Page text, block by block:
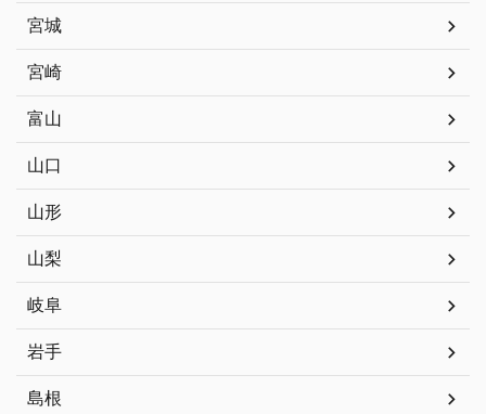
宮城
宮崎
富山
山口
山形
山梨
岐阜
岩手
島根